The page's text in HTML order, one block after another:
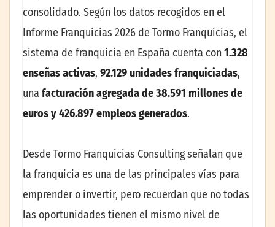
consolidado. Según los datos recogidos en el
Informe Franquicias 2026 de Tormo Franquicias, el
sistema de franquicia en España cuenta con 1.328
enseñas activas, 92.129 unidades franquiciadas,
una facturación agregada de 38.591 millones de
euros y 426.897 empleos generados.
Desde Tormo Franquicias Consulting señalan que
la franquicia es una de las principales vías para
emprender o invertir, pero recuerdan que no todas
las oportunidades tienen el mismo nivel de